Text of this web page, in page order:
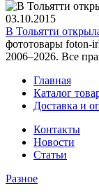
03.10.2015
В Тольятти
фототовары foton-
2006–2026. Все
Главная
Каталог
Доставка и
Контакты
Новости
Статьи
Разное